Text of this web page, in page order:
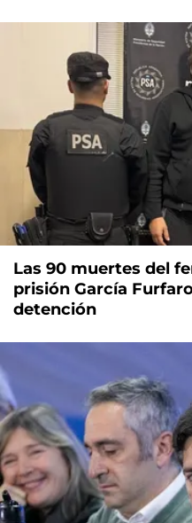
Las 90 muertes del
prisión García
detención